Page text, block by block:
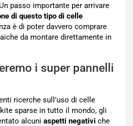
passo importante per arrivare
di questo tipo di celle
è di poter davvero comprare
da montare direttamente in
i super pannelli
ricerche sull’uso di celle
sparse in tutto il mondo, gli
alcuni aspetti negativi che